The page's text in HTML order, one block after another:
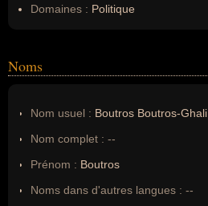
Domaines : Politique
Noms
Nom usuel : Boutros Boutros-Ghali
Nom complet : --
Prénom : Boutros
Noms dans d'autres langues : --